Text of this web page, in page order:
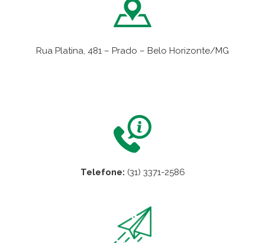
Rua Platina, 481 – Prado – Belo Horizonte/MG
Telefone: (31) 3371-2586